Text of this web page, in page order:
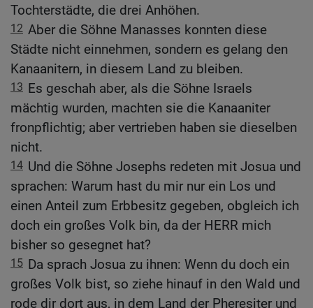
Tochterstädte, die drei Anhöhen.
12 Aber die Söhne Manasses konnten diese
Städte nicht einnehmen, sondern es gelang den
Kanaanitern, in diesem Land zu bleiben.
13 Es geschah aber, als die Söhne Israels
mächtig wurden, machten sie die Kanaaniter
fronpflichtig; aber vertrieben haben sie dieselben
nicht.
14 Und die Söhne Josephs redeten mit Josua und
sprachen: Warum hast du mir nur ein Los und
einen Anteil zum Erbbesitz gegeben, obgleich ich
doch ein großes Volk bin, da der HERR mich
bisher so gesegnet hat?
15 Da sprach Josua zu ihnen: Wenn du doch ein
großes Volk bist, so ziehe hinauf in den Wald und
rode dir dort aus, in dem Land der Pheresiter und